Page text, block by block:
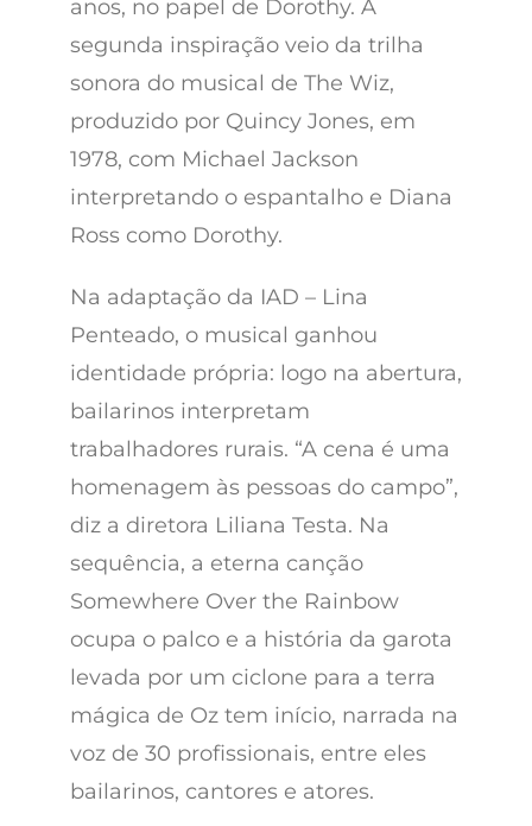
anos, no papel de Dorothy. A
segunda inspiração veio da trilha
sonora do musical de The Wiz,
produzido por Quincy Jones, em
1978, com Michael Jackson
interpretando o espantalho e Diana
Ross como Dorothy.
Na adaptação da IAD – Lina
Penteado, o musical ganhou
identidade própria: logo na abertura,
bailarinos interpretam
trabalhadores rurais. “A cena é uma
homenagem às pessoas do campo”,
diz a diretora Liliana Testa. Na
sequência, a eterna canção
Somewhere Over the Rainbow
ocupa o palco e a história da garota
levada por um ciclone para a terra
mágica de Oz tem início, narrada na
voz de 30 profissionais, entre eles
bailarinos, cantores e atores.